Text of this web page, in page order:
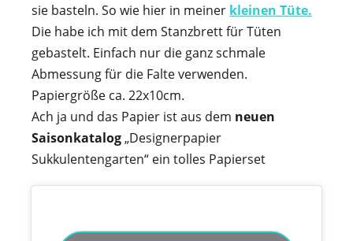
sie basteln. So wie hier in meiner kleinen Tüte.
Die habe ich mit dem Stanzbrett für Tüten
gebastelt. Einfach nur die ganz schmale
Abmessung für die Falte verwenden.
Papiergröße ca. 22x10cm.
Ach ja und das Papier ist aus dem neuen
Saisonkatalog„Designerpapier
Sukkulentengarten“ ein tolles Papierset